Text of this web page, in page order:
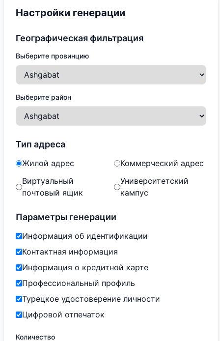
Настройки генерации
Географическая фильтрация
Выберите провинцию
Выберите район
Тип адреса
Жилой адрес
Коммерческий адрес
Виртуальный
почтовый ящик
Университетский
кампус
Параметры генерации
Информация об идентификации
Контактная информация
Информация о кредитной карте
Профессиональный профиль
Турецкое удостоверение личности
Цифровой отпечаток
Количество